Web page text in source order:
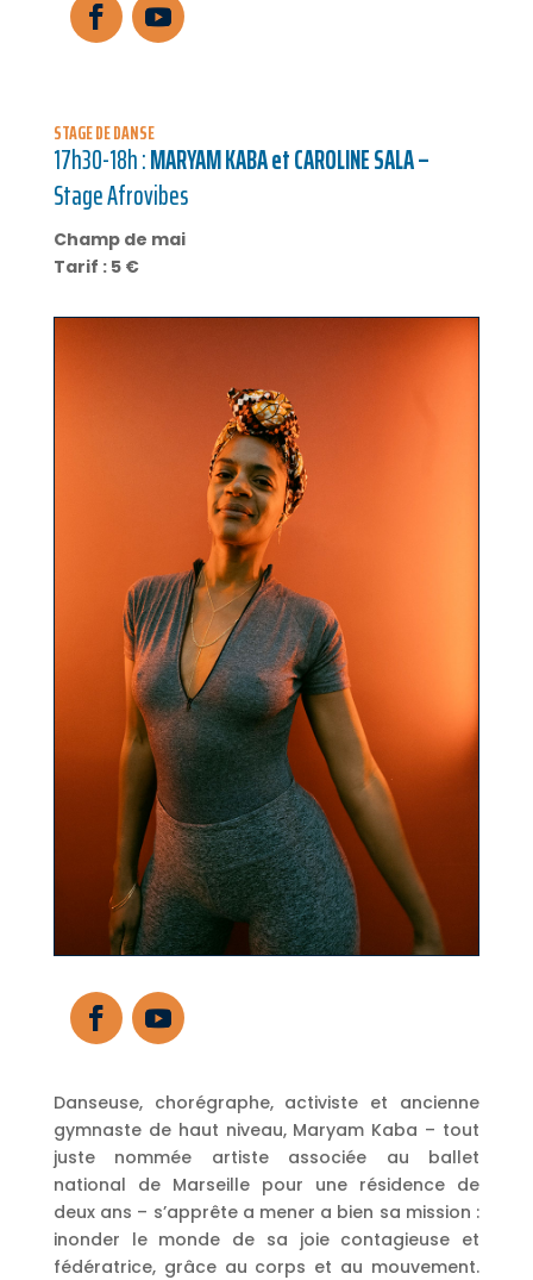
STAGE DE DANSE
17h30-18h :MARYAM KABA et CAROLINE SALA –
Stage Afrovibes
Champ de mai
Tarif : 5 €
Danseuse, chorégraphe, activiste et ancienne
gymnaste de haut niveau, Maryam Kaba – tout
juste nommée artiste associée au ballet
national de Marseille pour une résidence de
deux ans – s’apprête a mener a bien sa mission :
inonder le monde de sa joie contagieuse et
fédératrice, grâce au corps et au mouvement.